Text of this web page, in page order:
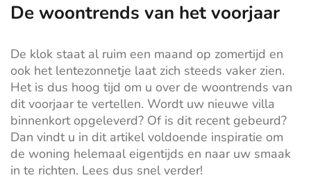
De woontrends van het voorjaar
De klok staat al ruim een maand op zomertijd en
ook het lentezonnetje laat zich steeds vaker zien.
Het is dus hoog tijd om u over de woontrends van
dit voorjaar te vertellen. Wordt uw nieuwe villa
binnenkort opgeleverd? Of is dit recent gebeurd?
Dan vindt u in dit artikel voldoende inspiratie om
de woning helemaal eigentijds en naar uw smaak
in te richten. Lees dus snel verder!